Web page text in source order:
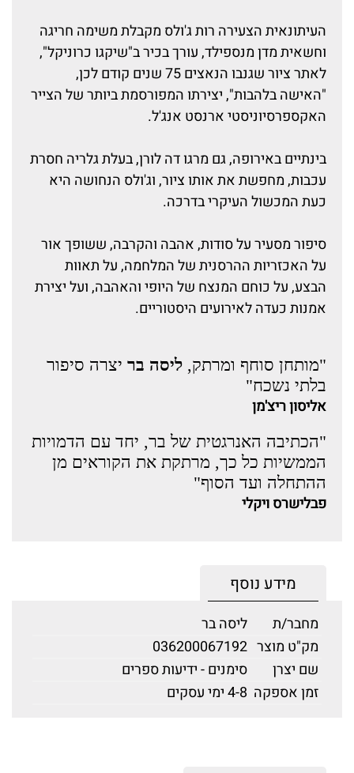
העיתונאית הצעירה רות ג'ולס מקבלת משימה חריגה
וחשאית מדן מנספילד, עורך בכיר ב"שיקגו כרוניקל",
לאתר ציור שגנבו הנאצים 75 שנים קודם לכן,
"האישה בלהבות", יצירתו המפורסמת ביותר של הצייר
האקספרסיוניסטי ארנסט אנג'ל.
בינתיים באירופה, גם מרגו דה לורן, בעלת גלריה חסרת
עכבות, מחפשת את אותו ציור, וג'ולס הנחושה היא
כעת המכשול העיקרי בדרכה.
סיפור מסעיר על סודות, אהבה והקרבה, ששופך אור
על האכזריות ההרסנית של המלחמה, על תאוות
הבצע, על כוחם המנצח של היופי והאהבה, ועל יצירת
אמנות כעדה לאירועים היסטוריים.
"מותחן סוחף ומרתק, ליסה בר יצרה סיפור
בלתי נשכח"
אליסון ריצ'מן
"הכתיבה האנרגטית של בר, יחד עם הדמויות
הממשיות כל כך, מרתקת את הקוראים מן
ההתחלה ועד הסוף"
פבלישרס ויקלי
מידע נוסף
מחבר/ת
ליסה בר
מק"ט מוצר 036200067192
שם יצרן
סימנים - ידיעות ספרים
זמן אספקה 4-8 ימי עסקים